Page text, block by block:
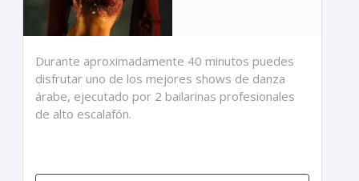
Durante aproximadamente 40 minutos puedes
disfrutar uno de los mejores shows de danza
árabe, ejecutado por 2 bailarinas profesionales
de alto escalafón.